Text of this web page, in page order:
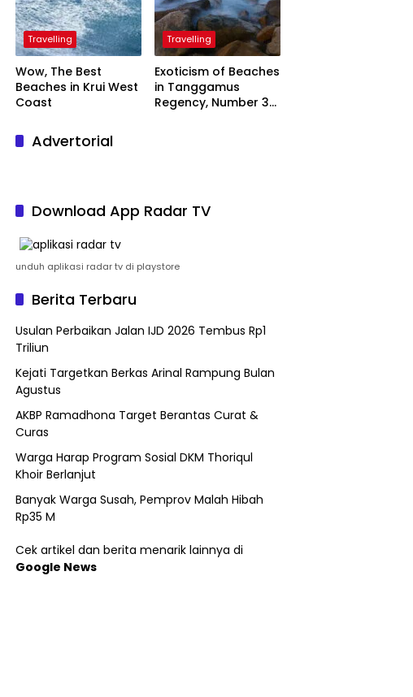
Travelling
Wow, The Best
Beaches in Krui West
Coast
Travelling
Exoticism of Beaches
in Tanggamus
Regency, Number 3
Advertorial
Download App Radar TV
unduh aplikasi radar tv di playstore
Berita Terbaru
Usulan Perbaikan Jalan IJD 2026 Tembus Rp1
Triliun
Kejati Targetkan Berkas Arinal Rampung Bulan
Agustus
AKBP Ramadhona Target Berantas Curat &
Curas
Warga Harap Program Sosial DKM Thoriqul
Khoir Berlanjut
Banyak Warga Susah, Pemprov Malah Hibah
Rp35 M
Cek artikel dan berita menarik lainnya di
Google News